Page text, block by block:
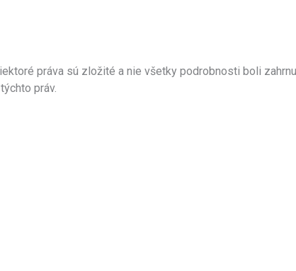
práva sú zložité a nie všetky podrobnosti boli
práv.